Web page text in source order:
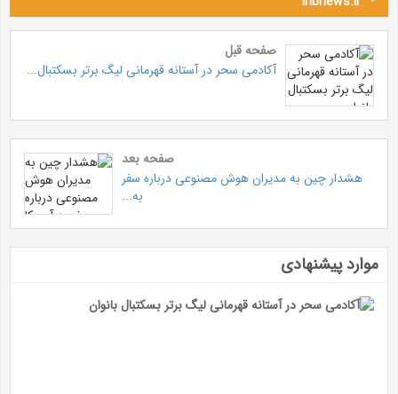
صفحه قبل
آکادمی سحر در آستانه قهرمانی لیگ برتر بسکتبال...
صفحه بعد
هشدار چین به مدیران هوش مصنوعی درباره سفر
به...
موارد پیشنهادی